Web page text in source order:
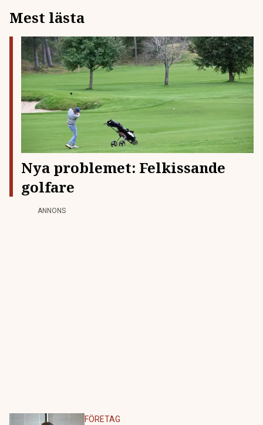
nya satsningar gör det lättare att resa långt utan att behöva
fortsätter att byggas ut. Österrikiska ÖBB […]
Mest lästa
Nya problemet: Felkissande
golfare
ANNONS
FÖRETAG